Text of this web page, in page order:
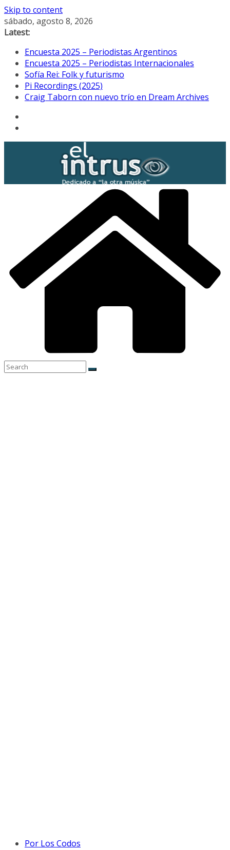
Skip to content
sábado, agosto 8, 2026
Latest:
Encuesta 2025 – Periodistas Argentinos
Encuesta 2025 – Periodistas Internacionales
Sofía Rei: Folk y futurismo
Pi Recordings (2025)
Craig Taborn con nuevo trío en Dream Archives
Por Los Codos